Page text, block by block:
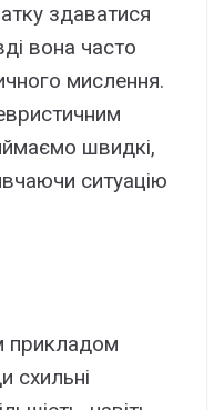
здаватися
вона часто
мислення.
швидкі,
ситуацію
прикладом
схильні